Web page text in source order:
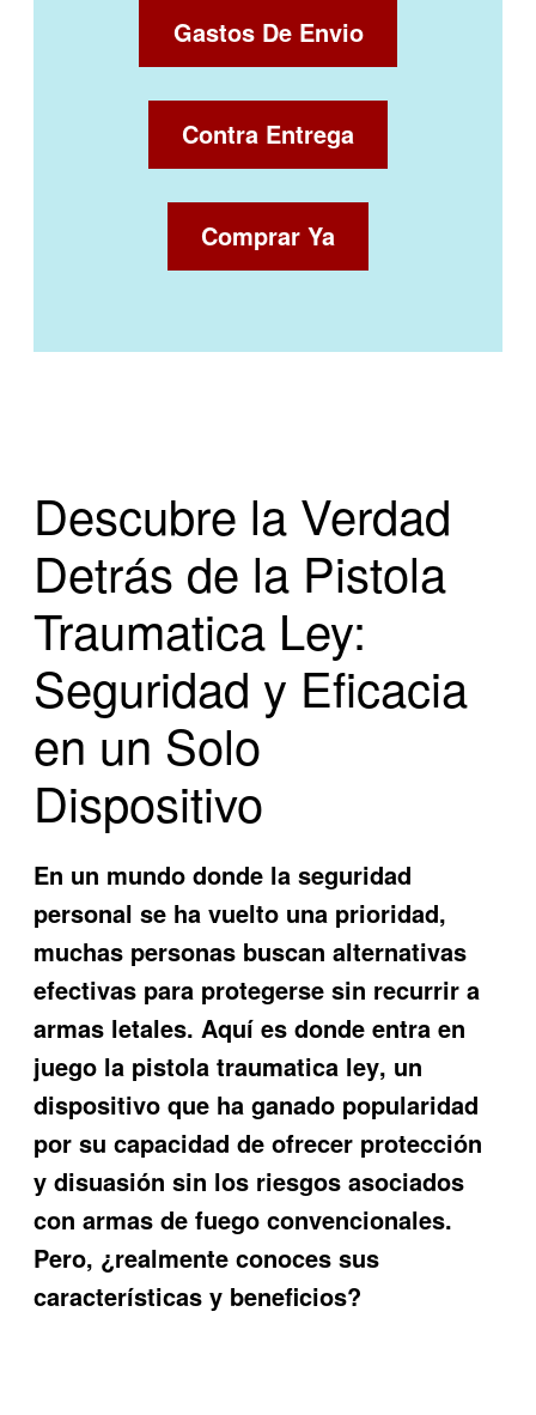
Gastos De Envio
Contra Entrega
Comprar Ya
Descubre la Verdad
Detrás de la Pistola
Traumatica Ley:
Seguridad y Eficacia
en un Solo
Dispositivo
En un mundo donde la seguridad
personal se ha vuelto una prioridad,
muchas personas buscan alternativas
efectivas para protegerse sin recurrir a
armas letales. Aquí es donde entra en
juego la pistola traumatica ley, un
dispositivo que ha ganado popularidad
por su capacidad de ofrecer protección
y disuasión sin los riesgos asociados
con armas de fuego convencionales.
Pero, ¿realmente conoces sus
características y beneficios?